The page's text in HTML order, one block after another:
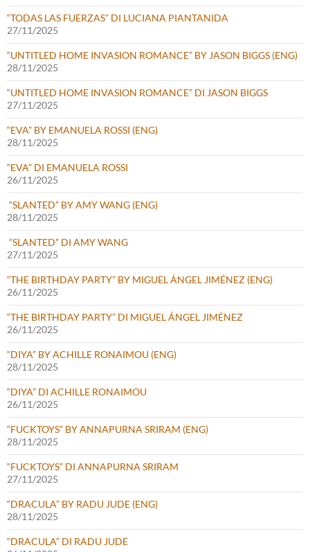
“TODAS LAS FUERZAS” DI LUCIANA PIANTANIDA
27/11/2025
“UNTITLED HOME INVASION ROMANCE” BY JASON BIGGS (ENG)
28/11/2025
“UNTITLED HOME INVASION ROMANCE” DI JASON BIGGS
27/11/2025
“EVA” BY EMANUELA ROSSI (ENG)
28/11/2025
“EVA” DI EMANUELA ROSSI
26/11/2025
“SLANTED” BY AMY WANG (ENG)
28/11/2025
“SLANTED” DI AMY WANG
27/11/2025
“THE BIRTHDAY PARTY” BY MIGUEL ÁNGEL JIMÉNEZ (ENG)
26/11/2025
“THE BIRTHDAY PARTY” DI MIGUEL ÁNGEL JIMÉNEZ
26/11/2025
“DIYA” BY ACHILLE RONAIMOU (ENG)
28/11/2025
“DIYA” DI ACHILLE RONAIMOU
26/11/2025
“FUCKTOYS” BY ANNAPURNA SRIRAM (ENG)
28/11/2025
“FUCKTOYS” DI ANNAPURNA SRIRAM
27/11/2025
“DRACULA” BY RADU JUDE (ENG)
28/11/2025
“DRACULA” DI RADU JUDE